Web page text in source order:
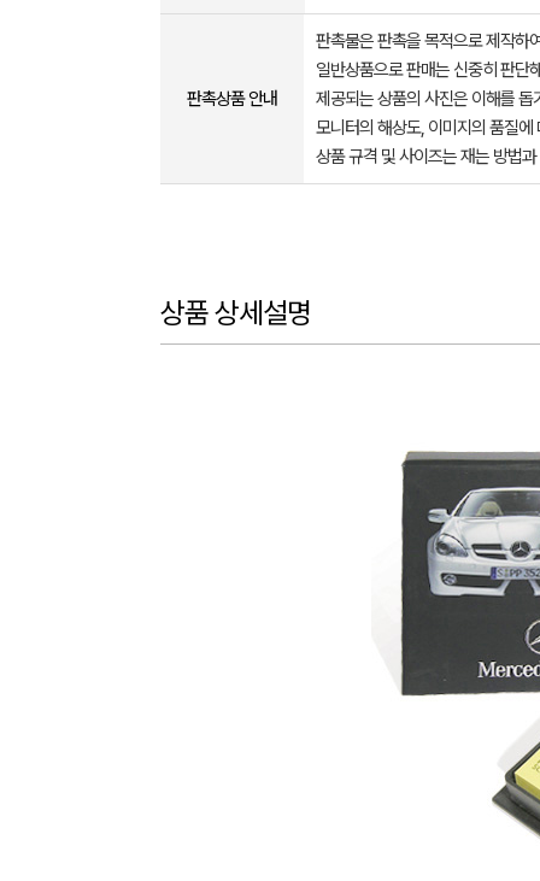
판촉상품 안내
판촉물은 판촉을 목적으로 제작하
일반상품으로 판매는 신중히 판단
제공되는 상품의 사진은 이해를
모니터의 해상도, 이미지의 품질
상품 규격 및 사이즈는 재는 방법
상품 상세설명